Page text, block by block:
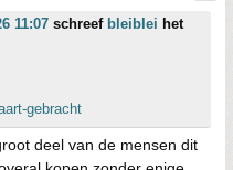
11:07 schreef bleiblei het
gebracht
deel van de mensen dit